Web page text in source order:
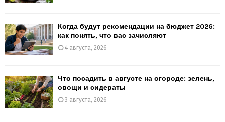
Когда будут рекомендации на бюджет 2026:
как понять, что вас зачисляют
4 августа, 2026
Что посадить в августе на огороде: зелень,
овощи и сидераты
3 августа, 2026